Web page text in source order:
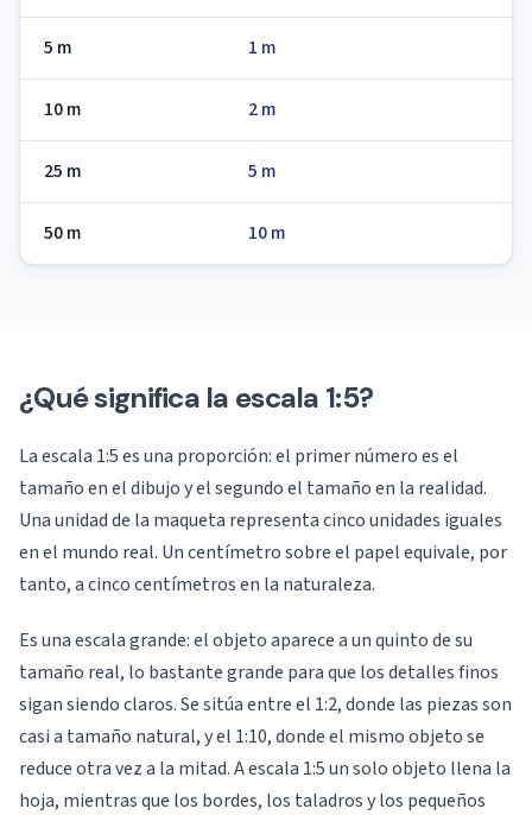
5 m 1 m
10 m 2 m
25 m 5 m
50 m 10 m
¿Qué significa la escala 1:5?
La escala 1:5 es una proporción: el primer número es el
tamaño en el dibujo y el segundo el tamaño en la realidad.
Una unidad de la maqueta representa cinco unidades iguales
en el mundo real. Un centímetro sobre el papel equivale, por
tanto, a cinco centímetros en la naturaleza.
Es una escala grande: el objeto aparece a un quinto de su
tamaño real, lo bastante grande para que los detalles finos
sigan siendo claros. Se sitúa entre el 1:2, donde las piezas son
casi a tamaño natural, y el 1:10, donde el mismo objeto se
reduce otra vez a la mitad. A escala 1:5 un solo objeto llena la
hoja, mientras que los bordes, los taladros y los pequeños